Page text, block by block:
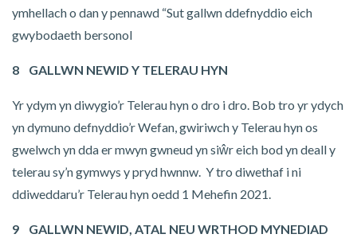
ymhellach o dan y pennawd “Sut gallwn ddefnyddio eich
gwybodaeth bersonol
8 GALLWN NEWID Y TELERAU HYN
Yr ydym yn diwygio’r Telerau hyn o dro i dro. Bob tro yr ydych
yn dymuno defnyddio’r Wefan, gwiriwch y Telerau hyn os
gwelwch yn dda er mwyn gwneud yn siŵr eich bod yn deall y
telerau sy’n gymwys y pryd hwnnw. Y tro diwethaf i ni
ddiweddaru’r Telerau hyn oedd 1 Mehefin 2021.
9 GALLWN NEWID, ATAL NEU WRTHOD MYNEDIAD